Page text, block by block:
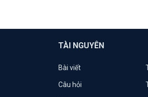
TÀI NGUYÊN
Bài viết
Câu hỏi